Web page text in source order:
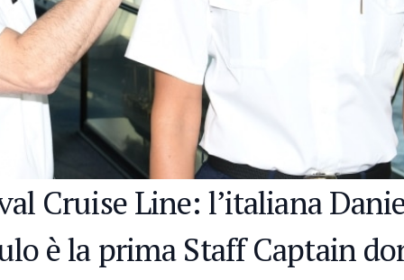
Cruise Line: l’italiana
è la prima Staff Captain